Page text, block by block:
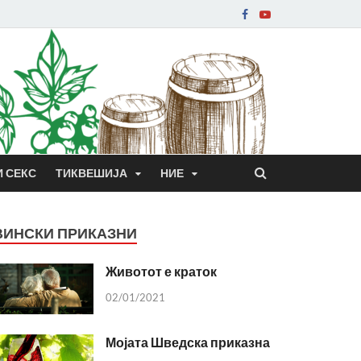
СЕКС ТИКВЕШИЈА НИЕ
ПРИКАЗНИ
Животот е краток
02/01/2021
Мојата Шведска приказна